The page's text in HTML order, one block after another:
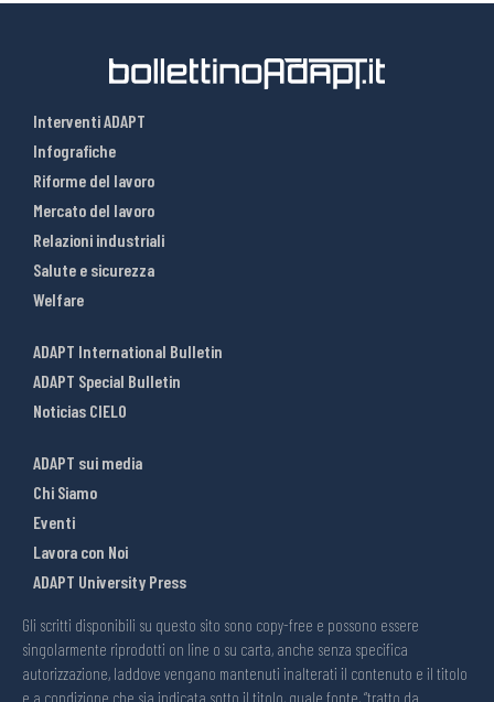
Interventi ADAPT
Infografiche
Riforme del lavoro
Mercato del lavoro
Relazioni industriali
Salute e sicurezza
Welfare
ADAPT International Bulletin
ADAPT Special Bulletin
Noticias CIELO
ADAPT sui media
Chi Siamo
Eventi
Lavora con Noi
ADAPT University Press
Gli scritti disponibili su questo sito sono copy-free e possono essere
singolarmente riprodotti on line o su carta, anche senza specifica
autorizzazione, laddove vengano mantenuti inalterati il contenuto e il titolo
e a condizione che sia indicata sotto il titolo, quale fonte, “tratto da